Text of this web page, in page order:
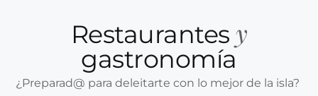
Restaurantes y
gastronomía
¿Preparad@ para deleitarte con lo mejor de la isla?